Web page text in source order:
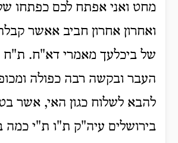
מחט ואני אפתח לכם כפתחו
ואחרון אחרון חביב אאשר
של ביכלעך מאמרי דא"ח.
העבר ובקשה רבה כפולה
להבא לשלוח כגון האי, אשר
בירושלים עיה"ק ת"ו ת"י כמה